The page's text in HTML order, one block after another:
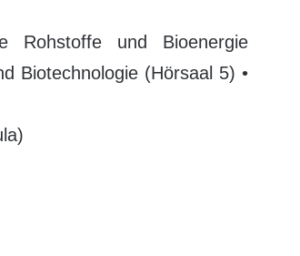
Rohstoffe und Bioenergie
Biotechnologie (Hörsaal 5) •